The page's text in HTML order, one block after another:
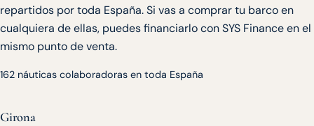
repartidos por toda España. Si vas a comprar tu barco en
cualquiera de ellas, puedes financiarlo con SYS Finance en el
mismo punto de venta.
162 náuticas colaboradoras en toda España
Girona